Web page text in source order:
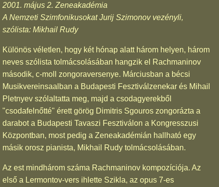
2001. május 2. Zeneakadémia
A Nemzeti Szimfonikusokat Jurij Szimonov vezényli,
szólista: Mikhail Rudy
Különös véletlen, hogy két hónap alatt három helyen, három
neves szólista tolmácsolásában hangzik el Rachmaninov
második, c-moll zongoraversenye. Márciusban a bécsi
Musikvereinsaalban a Budapesti Fesztiválzenekar és Mihail
Pletnyev szólaltatta meg, majd a csodagyerekből
"csodafelnőtté" érett görög Dimitris Sgouros zongorázta a
darabot a Budapesti Tavaszi Fesztiválon a Kongresszusi
Központban, most pedig a Zeneakadémián hallható egy
másik orosz pianista, Mikhail Rudy tolmácsolásában.
Az est mindhárom száma Rachmaninov kompozíciója. Az
első a Lermontov-vers ihlette Szikla, az opus 7-es